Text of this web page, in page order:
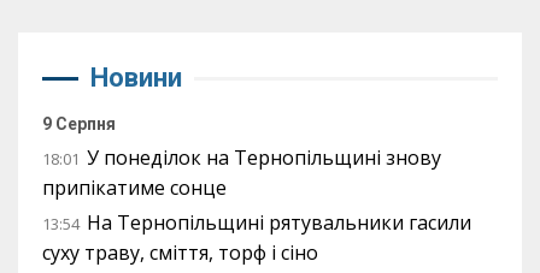
Новини
9 Серпня
18:01 У понеділок на Тернопільщині знову
припікатиме сонце
13:54 На Тернопільщині рятувальники гасили
суху траву, сміття, торф і сіно